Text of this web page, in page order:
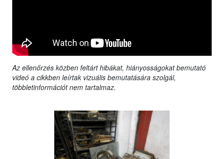
Az ellenőrzés közben feltárt hibákat, hiányosságokat bemutató
videó a cikkben leírtak vizuális bemutatására szolgál,
többletinformációt nem tartalmaz.